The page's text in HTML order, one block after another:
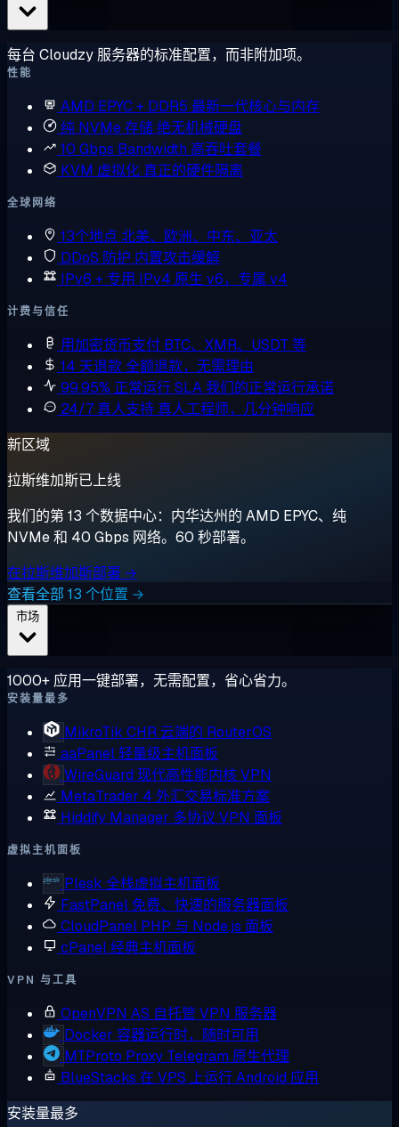
每台 Cloudzy 服务器的标准配置，而非附加项。
性能
AMD EPYC + DDR5 最新一代核心与内存
纯 NVMe 存储绝无机械硬盘
10 Gbps Bandwidth 高吞吐套餐
KVM 虚拟化 真正的硬件隔离
全球网络
13个地点 北美、欧洲、中东、亚太
DDoS 防护 内置攻击缓解
IPv6 + 专用 IPv4 原生 v6，专属 v4
计费与信任
用加密货币支付 BTC、XMR、USDT 等
14 天退款全额退款，无需理由
99.95% 正常运行 SLA我们的正常运行承诺
24/7 真人支持 真人工程师，几分钟响应
新区域
拉斯维加斯已上线
我们的第 13 个数据中心：内华达州的 AMD EPYC、纯
NVMe 和 40 Gbps 网络。60 秒部署。
在拉斯维加斯部署 →
查看全部 13 个位置 →
1000+ 应用一键部署，无需配置，省心省力。
安装量最多
MikroTik CHR 云端的 RouterOS
aaPanel轻量级主机面板
WireGuard 现代高性能内核 VPN
MetaTrader 4 外汇交易标准方案
Hiddify Manager 多协议 VPN 面板
虚拟主机面板
Plesk 全栈虚拟主机面板
FastPanel 免费、快速的服务器面板
CloudPanel PHP 与 Node.js 面板
cPanel经典主机面板
VPN 与工具
OpenVPN AS 自托管 VPN 服务器
Docker 容器运行时，随时可用
MTProto Proxy Telegram 原生代理
BlueStacks 在 VPS 上运行 Android 应用
安装量最多